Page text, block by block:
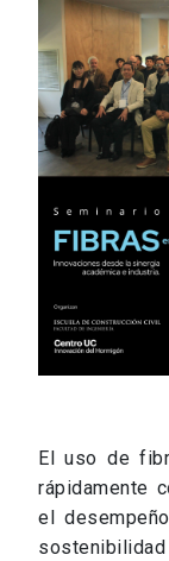
El uso de
rápidamente
el